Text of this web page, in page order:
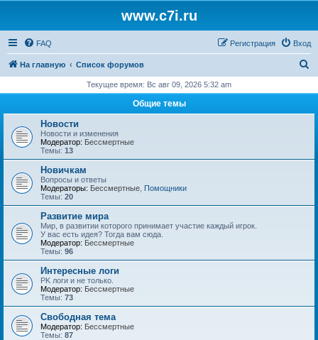
www.c7i.ru
FAQ Вход
Регистрация
На главную Список форумов
с
Текущее время: Вс авг 09, 2026 5:32 am
Общие темы
Новости
Новости и изменения
Модератор: Бессмертные
Темы: 13
Новичкам
Вопросы и ответы
Модераторы: Бессмертные Помощники
Темы: 20
Развитие мира
Мир, в развитии которого принимает участие каждый игрок.
У вас есть идея? Тогда вам сюда.
Модератор: Бессмертные
Темы: 96
Интересные логи
PK логи и не только.
Модератор: Бессмертные
Темы: 73
Свободная тема
Модератор: Бессмертные
Темы: 87